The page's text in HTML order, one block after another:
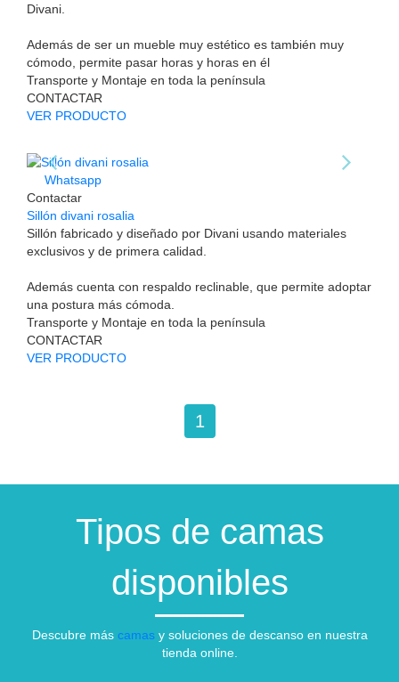
Divani.
Además de ser un mueble muy estético es también muy
cómodo, permite pasar horas y horas en él
Transporte y Montaje en toda la península
CONTACTAR
VER PRODUCTO
Whatsapp
Contactar
Sillón divani rosalia
Sillón fabricado y diseñado por Divani usando materiales
exclusivos y de primera calidad.
Además cuenta con respaldo reclinable, que permite adoptar
una postura más cómoda.
Transporte y Montaje en toda la península
CONTACTAR
VER PRODUCTO
1
Tipos de camas
disponibles
Descubre más camas y soluciones de descanso en nuestra
tienda online.